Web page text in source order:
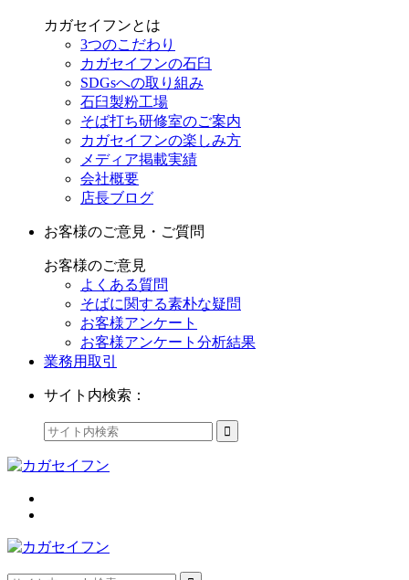
カガセイフンとは
3つのこだわり
カガセイフンの石臼
SDGsへの取り組み
石臼製粉工場
そば打ち研修室のご案内
カガセイフンの楽しみ方
メディア掲載実績
会社概要
店長ブログ
お客様のご意見・ご質問
お客様のご意見
よくある質問
そばに関する素朴な疑問
お客様アンケート
お客様アンケート分析結果
業務用取引
サイト内検索：